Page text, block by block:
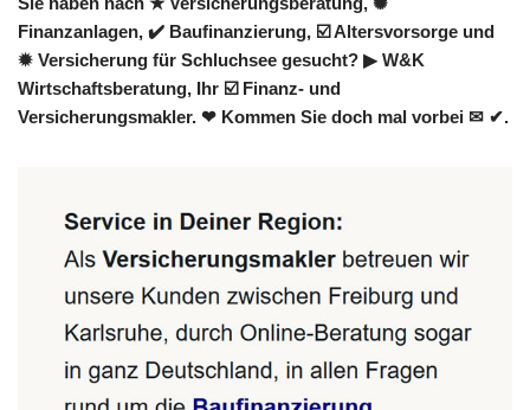
Finanzanlagen, ✔️ Baufinanzierung, ☑️ Altersvorsorge und
✹ Versicherung für Schluchsee gesucht? ▶︎ W&K
Wirtschaftsberatung, Ihr ☑️ Finanz- und
Versicherungsmakler. ❤ Kommen Sie doch mal vorbei ✉ ✔.